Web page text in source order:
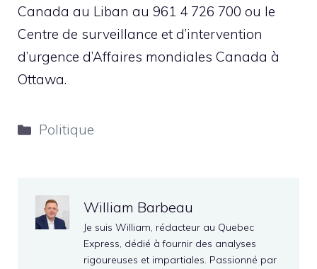
Canada au Liban au 961 4 726 700 ou le
Centre de surveillance et d’intervention
d’urgence d’Affaires mondiales Canada à
Ottawa.
Catégories
Politique
William Barbeau
Je suis William, rédacteur au Quebec
Express, dédié à fournir des analyses
rigoureuses et impartiales. Passionné par